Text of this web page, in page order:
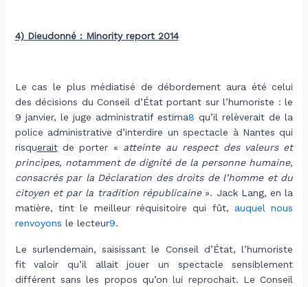
4) Dieudonné : Minority report 2014
Le cas le plus médiatisé de débordement aura été celui
des décisions du Conseil d’État portant sur l’humoriste : le
9 janvier, le juge administratif estima8 qu’il relèverait de la
police administrative d’interdire un spectacle à Nantes qui
risqueraitde porter « atteinte au respect des valeurs et
principes, notamment de dignité de la personne humaine,
consacrés par la Déclaration des droits de l’homme et du
citoyen et par la tradition républicaine». Jack Lang, en la
matière, tint le meilleur réquisitoire qui fût, auquel nous
renvoyons le lecteur9.
Le surlendemain, saisissant le Conseil d’État, l’humoriste
fit valoir qu’il allait jouer un spectacle sensiblement
différent sans les propos qu’on lui reprochait. Le Conseil